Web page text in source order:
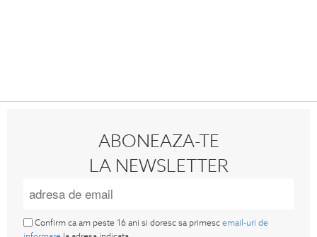
ABONEAZA-TE
LA NEWSLETTER
Confirm ca am peste 16 ani si doresc sa primesc email-uri de